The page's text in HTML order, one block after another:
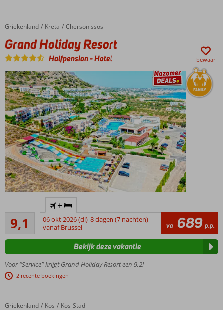
met game
area met
internet in
het hele
hotel
Volop
activiteiten
voor jong
en oud
Home
Griekenland Kreta Chersonissos
Grand Holiday Resort
Grand Holiday Resort
Halfpension-Hotel bewaar
Prachtige
zwembaden
Vlak bij het
bruisende
Chersonissos
Comfortabele
kamers
9,1
Uitstekend
167
beoordelingen
+
06 okt 2026 (di) 8 dagen (7 nachten)
vanaf Brussel
va 689 p.p.
Voor “Service” krijgt Grand Holiday Resort een 9,2!
2 recente boekingen
Bekijk deze vakantie
Home
Griekenland Kos Kos-Stad
Apollon Hotel